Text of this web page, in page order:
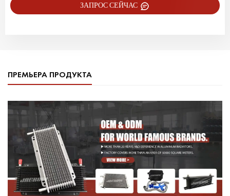
ЗАПРОС СЕЙЧАС
ПРЕМЬЕРА ПРОДУКТА